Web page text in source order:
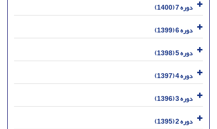
دوره 7 (1400)
دوره 6 (1399)
دوره 5 (1398)
دوره 4 (1397)
دوره 3 (1396)
دوره 2 (1395)